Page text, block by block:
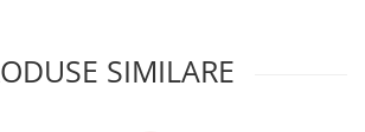
SIMILARE